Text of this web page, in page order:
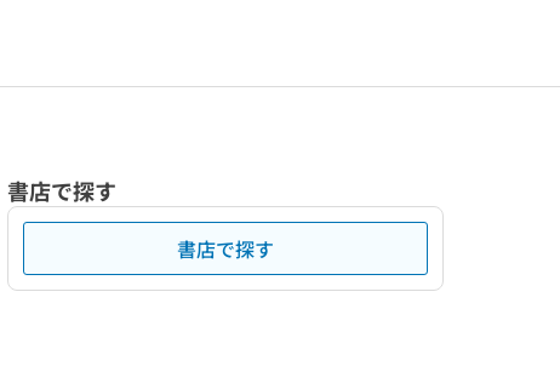
書店で探す
書店で探す